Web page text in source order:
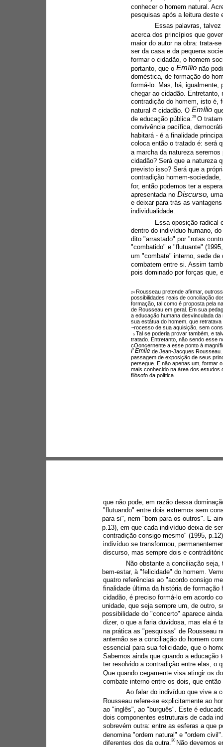
conhecer o homem natural.
pesquisas após a leitura deste
Essas palavras,
acerca dos princípios que
maior do autor na obra: trata-
ser da casa e da pequena
formar o cidadão, o homem
portanto, que o Emílio não
doméstica, de formação do
formá-lo. Mas, há, igualmente,
chegar ao cidadão. Entretanto,
contradição do homem, isto é,
natural e cidadão. O Emílio
de educação pública. 25 O
convivência pacífica,
habitará - é a finalidade
coloca então o tratado é: será
a marcha da natureza
cidadão? Será que a natureza
previsto isso? Será que a
contradição homem-
for, então podemos ter a
apresentada no Discurso,
e deixar para trás as
individualidade.
Essa oposição radical
dentro do indivíduo humano,
dito "arrastado" por "rotas
"combatido" e "flutuante"
um "combate" interno, sede
combatem entre si. Assim
pois dominado por forças que,
24 Rousseau pretende afirmar,
possibilidades reais de conciliação
formação, tal como é proposta pela
de Rousseau em geral. Em sua
a educação humana desvinculada
sua estátua do homem, que
~rocesso de sua aquisição, sem
5 Tal se poderia provar também, e
tratado. Entretanto, não sendo esse
cOoncernente a esse ponto à
I' Emile de Jean-Jacques
passagem de exposição de seus
persegue. E não apenas um, formar
mais conhecido na área dos estudos
filósofo da política.
que não pode, em razão dessa
"flutuando" entre dois extremos sem
para si", nem "bom para os outros". E
p.13), em que cada indivíduo deixa de
contradição consigo mesmo" (1995,
indivíduo se transformou,
discurso, mas sempre dois e
Não obstante a conciliação
bem-estar, à "felicidade" do homem.
quatro referências ao "acordo consigo
finalidade última da história de
cidadão, é preciso formá-lo em acordo
unidade, que seja sempre um, de outro,
possibilidade do "concerto" aparece
dizer, o que a faria duvidosa, mas ela é
na prática as "pesquisas" de Rousseau
antemão se a conciliação do homem
essencial para sua felicidade, que o
Sabemos ainda que quando a
ter resolvido a contradição entre elas, o
Que quando cegamente visa atingir os
combate interno entre os dois, que
Ao falar do indivíduo que vive a
Rousseau refere-se explicitamente ao
ao "inglês", ao "burguês". Este é
dois componentes estruturais de cada
sobrevém outra: entre as esferas a que
denomina "ordem natural" e "ordem
diferentes dos da outra. 30 Não devemos